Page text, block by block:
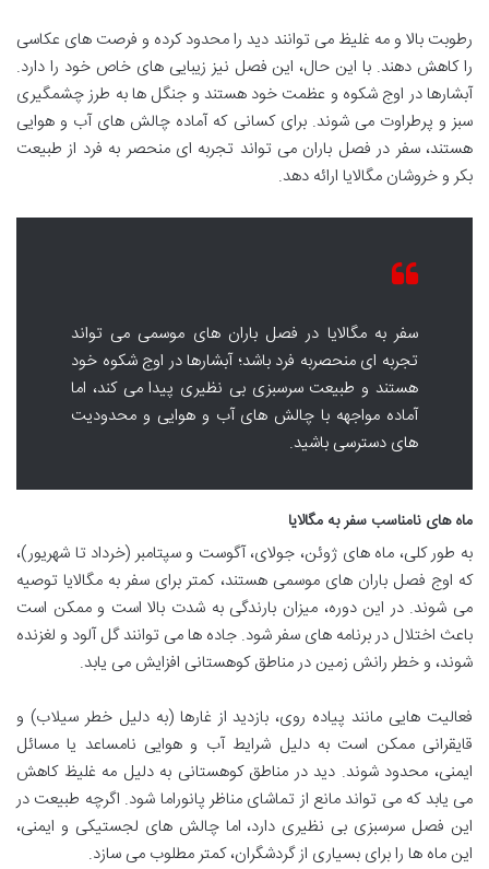
رطوبت بالا و مه غلیظ می توانند دید را محدود کرده و فرصت های عکاسی
را کاهش دهند. با این حال، این فصل نیز زیبایی های خاص خود را دارد.
آبشارها در اوج شکوه و عظمت خود هستند و جنگل ها به طرز چشمگیری
سبز و پرطراوت می شوند. برای کسانی که آماده چالش های آب و هوایی
هستند، سفر در فصل باران می تواند تجربه ای منحصر به فرد از طبیعت
بکر و خروشان مگالایا ارائه دهد.
سفر به مگالایا در فصل باران های موسمی می تواند
تجربه ای منحصربه فرد باشد؛ آبشارها در اوج شکوه خود
هستند و طبیعت سرسبزی بی نظیری پیدا می کند، اما
آماده مواجهه با چالش های آب و هوایی و محدودیت
های دسترسی باشید.
ماه های نامناسب سفر به مگالایا
به طور کلی، ماه های ژوئن، جولای، آگوست و سپتامبر (خرداد تا شهریور)،
که اوج فصل باران های موسمی هستند، کمتر برای سفر به مگالایا توصیه
می شوند. در این دوره، میزان بارندگی به شدت بالا است و ممکن است
باعث اختلال در برنامه های سفر شود. جاده ها می توانند گل آلود و لغزنده
شوند، و خطر رانش زمین در مناطق کوهستانی افزایش می یابد.
فعالیت هایی مانند پیاده روی، بازدید از غارها (به دلیل خطر سیلاب) و
قایقرانی ممکن است به دلیل شرایط آب و هوایی نامساعد یا مسائل
ایمنی، محدود شوند. دید در مناطق کوهستانی به دلیل مه غلیظ کاهش
می یابد که می تواند مانع از تماشای مناظر پانوراما شود. اگرچه طبیعت در
این فصل سرسبزی بی نظیری دارد، اما چالش های لجستیکی و ایمنی،
این ماه ها را برای بسیاری از گردشگران، کمتر مطلوب می سازد.